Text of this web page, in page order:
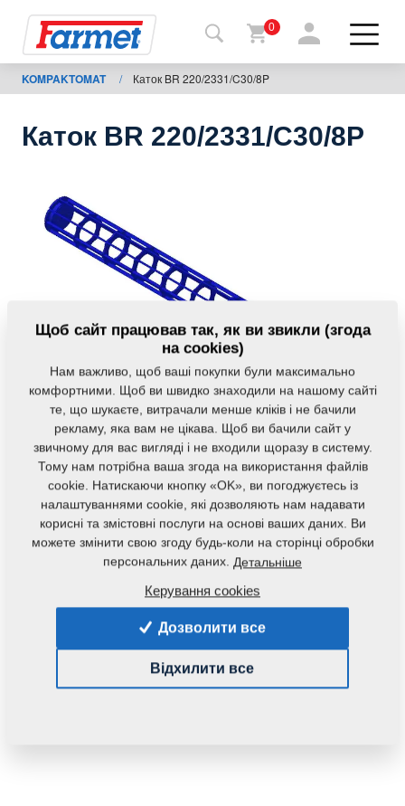
Назад
на
Мої
машини
0
KOMPAKTOMAT / Каток BR 220/2331/C30/8P
Каток BR 220/2331/C30/8P
Код продукту: 3011318
Початковий каталоговий номер: 3009503
Дана запасна частина також застосовується і для
наступного обладнання:
KOMPAKTOMAT
Щоб сайт працював так, як ви звикли (згода
на cookies)
Нам важливо, щоб ваші покупки були максимально
комфортними. Щоб ви швидко знаходили на нашому сайті
те, що шукаєте, витрачали менше кліків і не бачили
рекламу, яка вам не цікава. Щоб ви бачили сайт у
звичному для вас вигляді і не входили щоразу в систему.
Тому нам потрібна ваша згода на використання файлів
cookie. Натискаючи кнопку «OK», ви погоджуєтесь із
налаштуваннями cookie, які дозволяють нам надавати
корисні та змістовні послуги на основі ваших даних. Ви
можете змінити свою згоду будь-коли на сторінці обробки
персональних даних. Детальніше
Керування cookies
Дозволити все
Відхилити все